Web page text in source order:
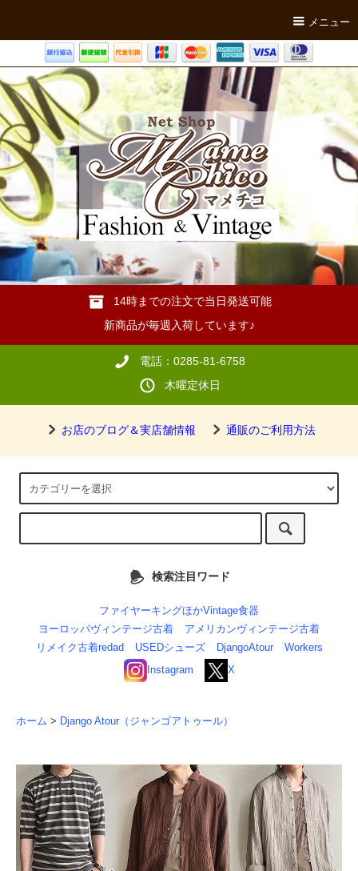
メニュー
14時までの注文で当日発送可能
新商品が毎週入荷しています♪
電話：0285-81-6758
木曜定休日
お店のブログ＆実店舗情報 通販のご利用方法
検索注目ワード
ファイヤーキングほかVintage食器
ヨーロッパヴィンテージ古着
アメリカンヴィンテージ古着
リメイク古着redad
USEDシューズ DjangoAtour
Workers
Instagram
X
ホーム > Django Atour（ジャンゴアトゥール）